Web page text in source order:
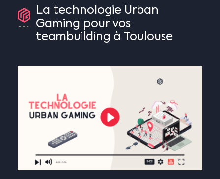
La technologie Urban
Gaming pour vos
teambuilding à Toulouse